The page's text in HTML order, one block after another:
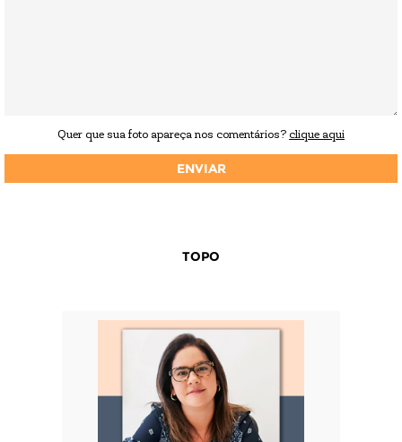
Quer que sua foto apareça nos comentários? clique aqui
TOPO